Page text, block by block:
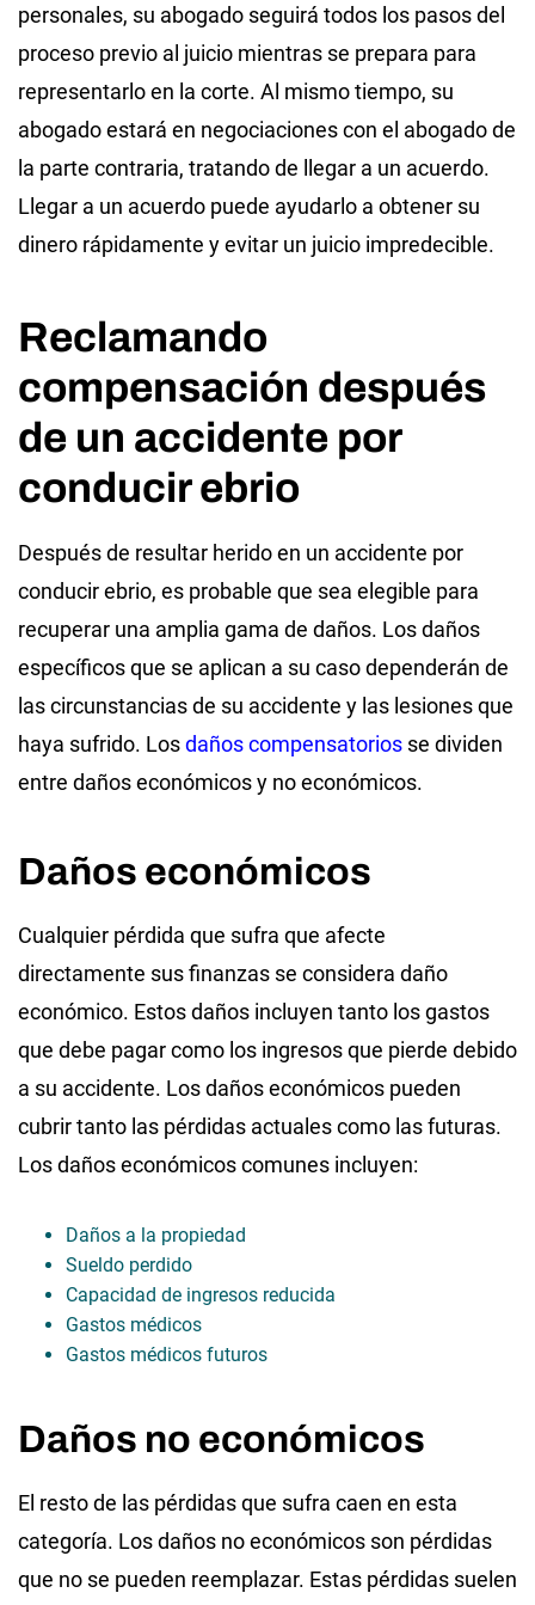
personales, su abogado seguirá todos los pasos del
proceso previo al juicio mientras se prepara para
representarlo en la corte. Al mismo tiempo, su
abogado estará en negociaciones con el abogado de
la parte contraria, tratando de llegar a un acuerdo.
Llegar a un acuerdo puede ayudarlo a obtener su
dinero rápidamente y evitar un juicio impredecible.
Reclamando
compensación después
de un accidente por
conducir ebrio
Después de resultar herido en un accidente por
conducir ebrio, es probable que sea elegible para
recuperar una amplia gama de daños. Los daños
específicos que se aplican a su caso dependerán de
las circunstancias de su accidente y las lesiones que
haya sufrido. Losdaños compensatorios se dividen
entre daños económicos y no económicos.
Daños económicos
Cualquier pérdida que sufra que afecte
directamente sus finanzas se considera daño
económico. Estos daños incluyen tanto los gastos
que debe pagar como los ingresos que pierde debido
a su accidente. Los daños económicos pueden
cubrir tanto las pérdidas actuales como las futuras.
Los daños económicos comunes incluyen:
Daños a la propiedad
Sueldo perdido
Capacidad de ingresos reducida
Gastos médicos
Gastos médicos futuros
Daños no económicos
El resto de las pérdidas que sufra caen en esta
categoría. Los daños no económicos son pérdidas
que no se pueden reemplazar. Estas pérdidas suelen